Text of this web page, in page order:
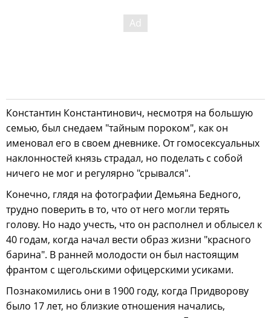
Константин Константинович, несмотря на большую
семью, был снедаем "тайным пороком", как он
именовал его в своем дневнике. От гомосексуальных
наклонностей князь страдал, но поделать с собой
ничего не мог и регулярно "срывался".
Конечно, глядя на фотографии Демьяна Бедного,
трудно поверить в то, что от него могли терять
голову. Но надо учесть, что он располнел и облысел к
40 годам, когда начал вести образ жизни "красного
барина". В ранней молодости он был настоящим
франтом с щегольскими офицерскими усиками.
Познакомились они в 1900 году, когда Придворову
было 17 лет, но близкие отношения начались,